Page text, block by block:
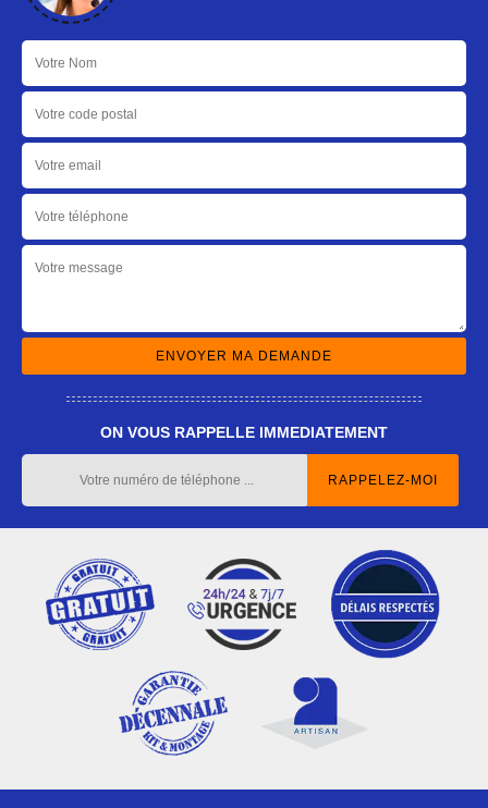
ON VOUS RAPPELLE IMMEDIATEMENT